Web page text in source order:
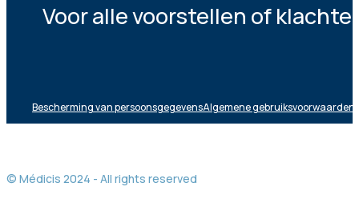
Voor alle voorstellen of
Bescherming van persoonsgegevensAlgemene gebruiksvoorwaarden
© Médicis 2024 - All rights reserved